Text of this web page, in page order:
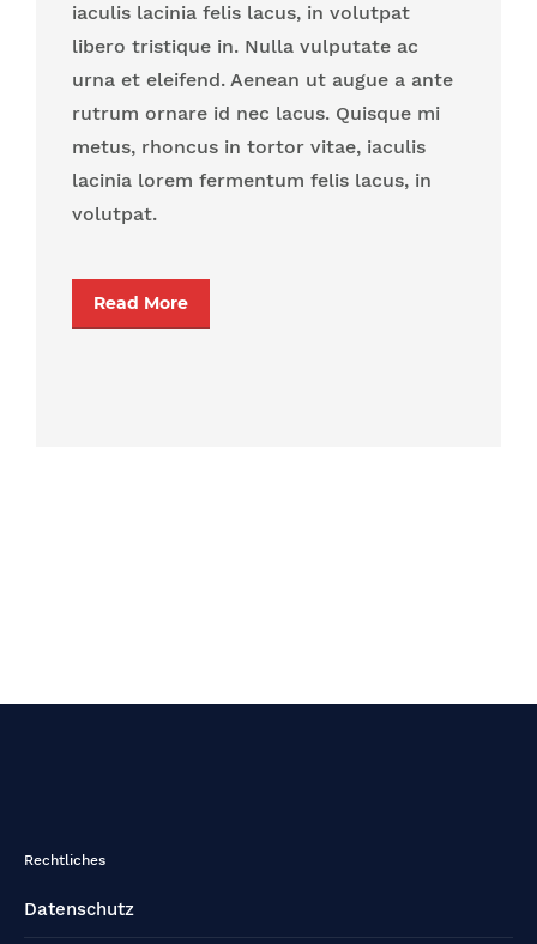
iaculis lacinia felis lacus, in volutpat
libero tristique in. Nulla vulputate ac
urna et eleifend. Aenean ut augue a ante
rutrum ornare id nec lacus. Quisque mi
metus, rhoncus in tortor vitae, iaculis
lacinia lorem fermentum felis lacus, in
volutpat.
Read More
Rechtliches
Datenschutz